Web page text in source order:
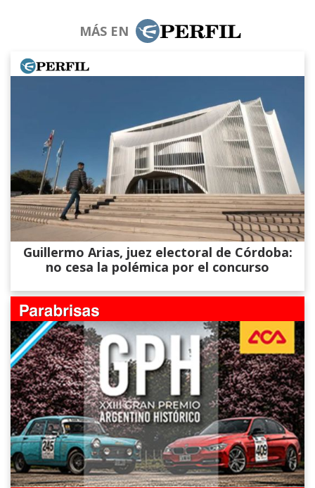
MÁS EN
Guillermo Arias, juez electoral de Córdoba:
no cesa la polémica por el concurso